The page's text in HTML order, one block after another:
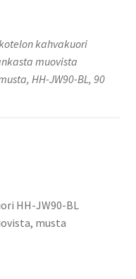
kahvakuori
muovista
HH-JW90-BL, 90
HH-JW90-BL
musta